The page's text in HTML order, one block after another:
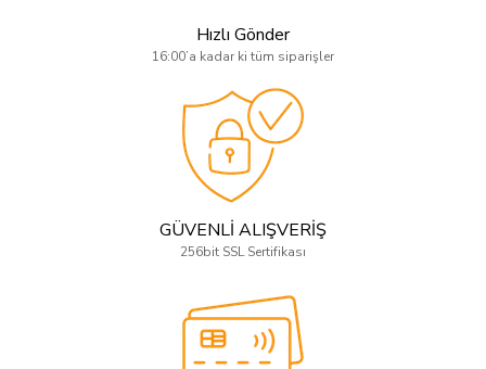
Hızlı Gönder
16:00’a kadar ki tüm siparişler
GÜVENLİ ALIŞVERİŞ
256bit SSL Sertifikası